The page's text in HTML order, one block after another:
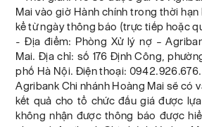
Mai vào giờ Hành chính trong thời
kể từ ngày thông báo (trực tiếp hoặc
- Địa điểm: Phòng Xử lý nợ –
Mai. Địa chỉ: số 176 Định Công,
phố Hà Nội. Điện thoại: 0942.926.676.
Agribank Chi nhánh Hoàng Mai sẽ có
kết quả cho tổ chức đấu giá được
không nhận được thông báo được